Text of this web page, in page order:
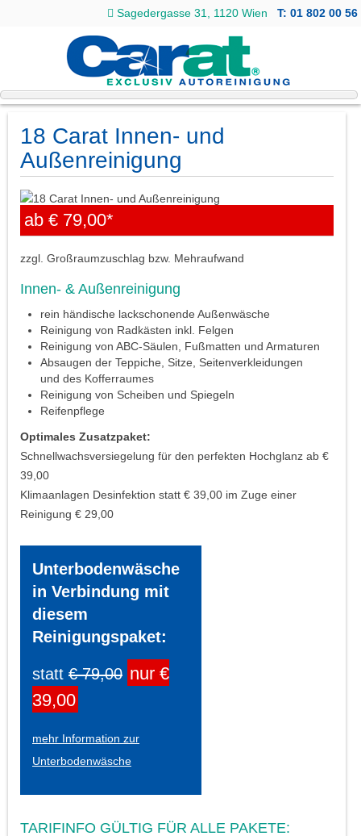
Sagedergasse 31, 1120 Wien T: 01 802 00 56
18 Carat Innen- und
Außenreinigung
ab € 79,00*
zzgl. Großraumzuschlag bzw. Mehraufwand
Innen- & Außenreinigung
rein händische lackschonende Außenwäsche
Reinigung von Radkästen inkl. Felgen
Reinigung von ABC-Säulen, Fußmatten und Armaturen
Absaugen der Teppiche, Sitze, Seitenverkleidungen
und des Kofferraumes
Reinigung von Scheiben und Spiegeln
Reifenpflege
Optimales Zusatzpaket:
Schnellwachsversiegelung für den perfekten Hochglanz ab €
39,00
Klimaanlagen Desinfektion statt € 39,00 im Zuge einer
Reinigung € 29,00
Unterbodenwäsche
in Verbindung mit
diesem
Reinigungspaket:
statt € 79,00 nur €
39,00
mehr Information zur
Unterbodenwäsche
TARIFINFO GÜLTIG FÜR ALLE PAKETE: